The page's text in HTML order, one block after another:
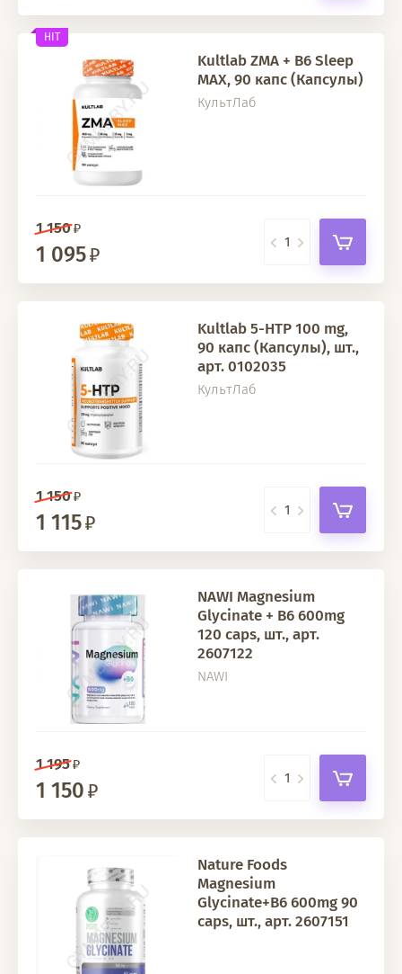
HIT
Kultlab ZMA + B6 Sleep
MAX, 90 капс (Капсулы)
КультЛаб
1 150
1 095
Kultlab 5-HTP 100 mg,
90 капс (Капсулы), шт.,
арт. 0102035
КультЛаб
1 150
1 115
NAWI Magnesium
Glycinate + B6 600mg
120 caps, шт., арт.
2607122
NAWI
1 195
1 150
Nature Foods
Magnesium
Glycinate+B6 600mg 90
caps, шт., арт. 2607151